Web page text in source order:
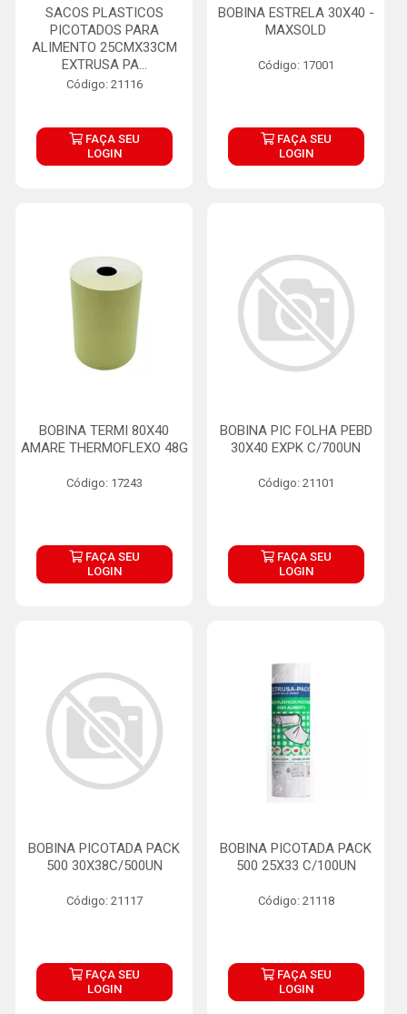
SACOS PLASTICOS
PICOTADOS PARA
ALIMENTO 25CMX33CM
EXTRUSA PA...
Código: 21116
FAÇA SEU
LOGIN
BOBINA ESTRELA 30X40 -
MAXSOLD
Código: 17001
FAÇA SEU
LOGIN
BOBINA TERMI 80X40
AMARE THERMOFLEXO 48G
Código: 17243
FAÇA SEU
LOGIN
BOBINA PIC FOLHA PEBD
30X40 EXPK C/700UN
Código: 21101
FAÇA SEU
LOGIN
BOBINA PICOTADA PACK
500 30X38C/500UN
Código: 21117
FAÇA SEU
LOGIN
BOBINA PICOTADA PACK
500 25X33 C/100UN
Código: 21118
FAÇA SEU
LOGIN